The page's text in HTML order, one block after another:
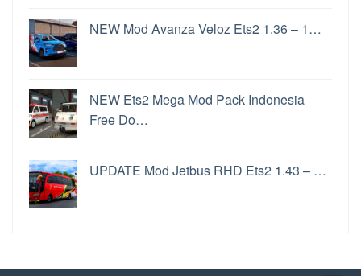
PPSSPP Untuk PC Perbedaan PPSSPP dan
PPSSPP Gold
Android
Convoy Ets2Game Penghasil uang Langsung Ke
Rekening
Game Penghasil Uang Update Windows
11Cara Update Windows 11
MembayarAplikasi Penghasil Uang Ets2 Apk
Aplikasi Saham Terbaik
Crypto Terpercaya Di Indonesia
NEW Mod Avanza Veloz Ets2 1.36 – 1…
NEW Ets2 Mega Mod Pack Indonesia
Free Do…
UPDATE Mod Jetbus RHD Ets2 1.43 – …